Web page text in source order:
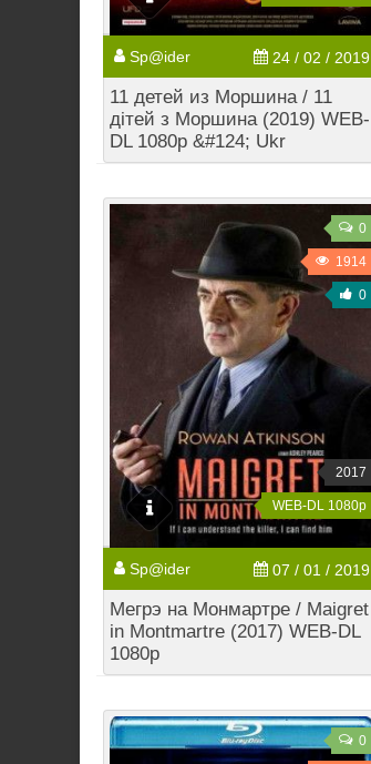
Sp@ider 24 / 02 / 2019
11 детей из Моршина / 11
дітей з Моршина (2019) WEB-
DL 1080p &#124; Ukr
0
1914
0
2017
WEB-DL 1080p
Sp@ider 07 / 01 / 2019
Мегрэ на Монмартре / Maigret
in Montmartre (2017) WEB-DL
1080p
0